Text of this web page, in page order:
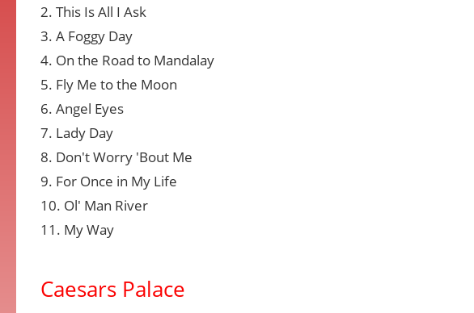
2. This Is All I Ask
3. A Foggy Day
4. On the Road to Mandalay
5. Fly Me to the Moon
6. Angel Eyes
7. Lady Day
8. Don't Worry 'Bout Me
9. For Once in My Life
10. Ol' Man River
11. My Way
Caesars Palace